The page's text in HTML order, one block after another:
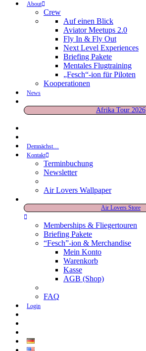
About
Crew
Auf einen Blick
Aviator Meetups 2.0
Fly In & Fly Out
Next Level Experiences
Briefing Pakete
Mentales Flugtraining
„Fesch“-ion für Piloten
Kooperationen
News
Afrika Tour 2026
Demnächst…
Kontakt
Terminbuchung
Newsletter
Air Lovers Wallpaper
Air Lovers Store
Memberships & Fliegertouren
Briefing Pakete
“Fesch”-ion & Merchandise
Mein Konto
Warenkorb
Kasse
AGB (Shop)
FAQ
Login